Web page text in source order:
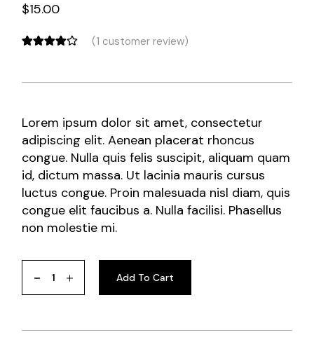
$15.00
(1 customer review)
Lorem ipsum dolor sit amet, consectetur
adipiscing elit. Aenean placerat rhoncus
congue. Nulla quis felis suscipit, aliquam quam
id, dictum massa. Ut lacinia mauris cursus
luctus congue. Proin malesuada nisl diam, quis
congue elit faucibus a. Nulla facilisi. Phasellus
non molestie mi.
Add To Cart